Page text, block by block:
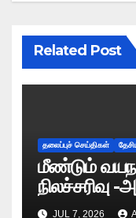
Related Post
தலைப்புச் செய்திகள்
மீண்டும்
நிலச்சரிவு -
JUL 7, 2026